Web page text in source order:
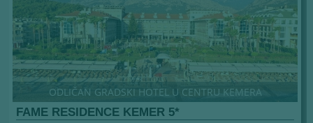
ODLIČAN GRADSKI HOTEL U CENTRU KEMERA
FAME RESIDENCE KEMER 5*